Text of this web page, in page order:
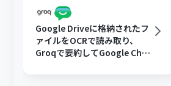
Google Driveに格納されたフ
ァイルをOCRで読み取り、
Groqで要約してGoogle Chat